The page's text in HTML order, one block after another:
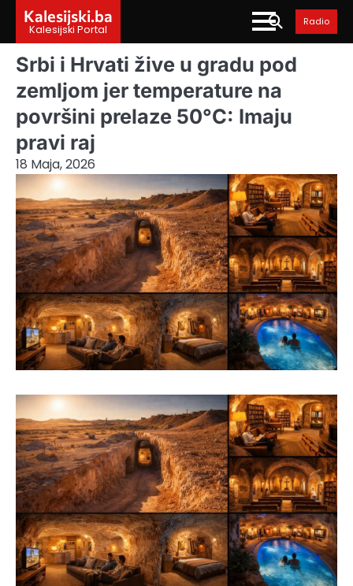
content
Kalesijski.ba
Kalesijski Portal
Radio
Srbi i Hrvati žive u gradu pod
zemljom jer temperature na
površini prelaze 50°C: Imaju
pravi raj
18 Maja, 2026